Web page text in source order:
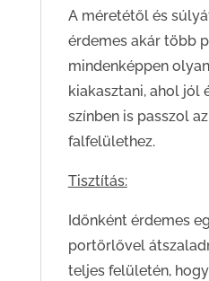
A méretétől és
érdemes akár több
mindenképpen
kiakasztani, ahol jól
színben is passzol
falfelülethez.
Tisztítás:
Időnként érdemes
portörlővel
teljes felületén,